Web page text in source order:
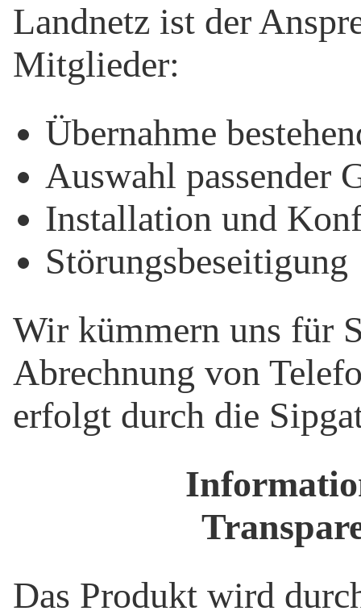
Landnetz ist der
Mitglieder:
Übernahme
Auswahl passender
Installation und
Störungsbeseitigung
Wir kümmern uns für
Abrechnung von
erfolgt durch die
Das Produkt wird